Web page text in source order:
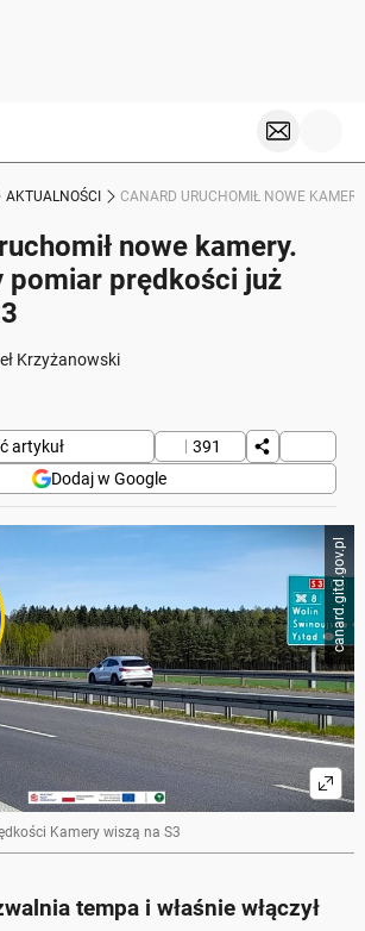
AKTUALNOŚCI CANARD URUCHOMIŁ NOWE
nowe kamery.
pomiar prędkości już
Krzyżanowski
artykuł
391
Dodaj w Google
Onet Czat z AI, może zawierać błędy.
nowy odcinkowy pomiar
drodze ekspresowej S3, między węzłem
węzłem Brzozowo.
działać 4 maja 2026 r., a jego długość
km.
prędkość to 120 km/h dla
osobowych i 80 km/h dla ciężarówek.
pomiar prędkości oblicza średnią
w oparciu o czas przejazdu
punktami pomiarowymi.
karami sięgającymi 2500 zł za
o ponad 70 km/h.
Zapytaj o więcej Onet Czat z AI
canard.gitd.gov.pl
Kamery wiszą na S3
tempa i właśnie włączył